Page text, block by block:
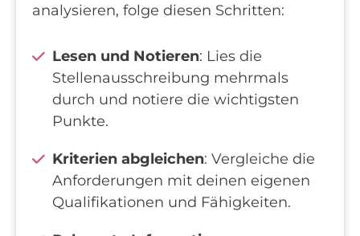
analysieren, folge diesen Schritten:
Lesen und Notieren: Lies die
Stellenausschreibung mehrmals
durch und notiere die wichtigsten
Punkte.
Kriterien abgleichen: Vergleiche die
Anforderungen mit deinen eigenen
Qualifikationen und Fähigkeiten.